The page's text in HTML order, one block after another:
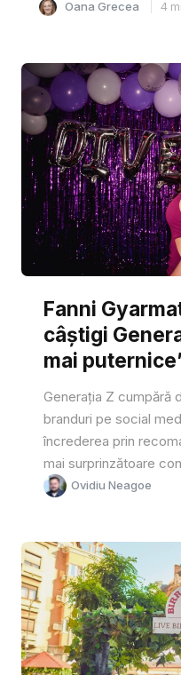
Oana Grecea 4
Fanni
câștigi
mai
Generația Z cumpără
branduri pe social
încrederea prin
mai surprinzătoare
Ovidiu Neagoe